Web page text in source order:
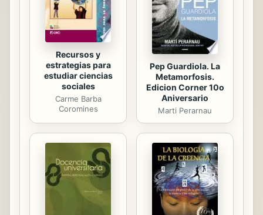
Recursos y
estrategias para
estudiar ciencias
sociales
Carme Barba
Coromines
Pep Guardiola. La
Metamorfosis.
Edicion Corner 10o
Aniversario
Marti Perarnau